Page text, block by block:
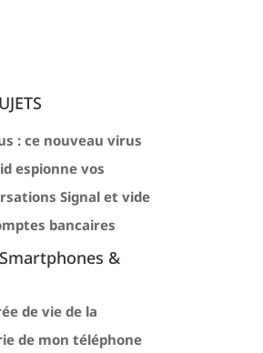
: ce nouveau virus
espionne vos
Signal et vide
bancaires
&
de vie de la
de mon téléphone